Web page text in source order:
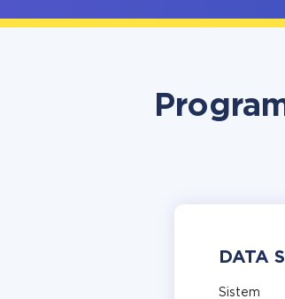
DATA
Sistem